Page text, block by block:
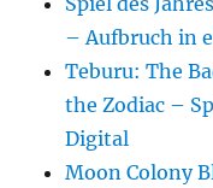
– Aufbruch in
Teburu: The
the Zodiac –
Digital
Moon Colony